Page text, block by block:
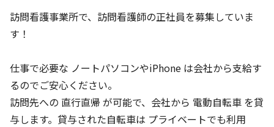
訪問看護事業所で、訪問看護師の正社員を募集していま
す！
仕事で必要な ノートパソコンやiPhone は会社から支給す
るのでご安心ください。
訪問先への 直行直帰 が可能で、会社から 電動自転車 を貸
与します。貸与された自転車は プライベートでも利用